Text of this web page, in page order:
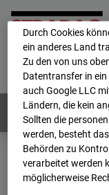
Home E-Mail
Deutsch / English
Webcams:
Home
BC-191 -
Durch Cookies
ein anderes Land
Zu den von uns
Datentransfer in
auch Google LLC
Ländern, die kein
Sollten die
werden, besteht
Behörden zu
verarbeitet werden
möglicherweise